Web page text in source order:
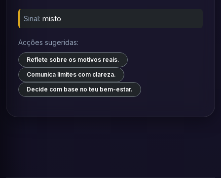
Sinal: misto
Acções sugeridas:
Reflete sobre os motivos reais.
Comunica limites com clareza.
Decide com base no teu bem-estar.